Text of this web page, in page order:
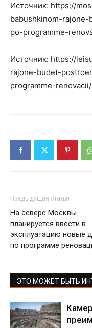
Источник: https://
babushkinom-
po-programme-
Источник: https://
rajone-budet-
programme-renovacii/
Предыдущая статья
На севере Москвы
планируется ввести в
эксплуатацию новые
по программе
ЭТО МОЖЕТ БЫТЬ